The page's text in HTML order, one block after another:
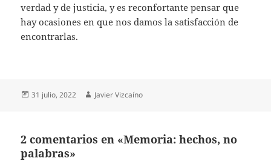
verdad y de justicia, y es reconfortante pensar que
hay ocasiones en que nos damos la satisfacción de
encontrarlas.
Publicado
31 julio, 2022 Autor
Javier Vizcaíno
2 comentarios en «Memoria: hechos, no
palabras»